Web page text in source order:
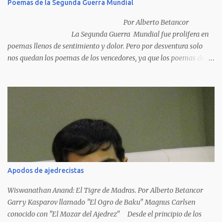
Poemas de la Segunda Guerra Mundial
Por Alberto Betancor
La Segunda Guerra Mundial fue prolifera en
poemas llenos de sentimiento y dolor. Pero por desventura solo
nos quedan los poemas de los vencedores, ya que los poemas de
acariciaron la causa nacional socialista, sus nombres con sus
Apodos de ajedrecistas
Wiswanathan Anand: El Tigre de Madras. Por Alberto Betancor
Garry Kasparov llamado "El Ogro de Baku" Magnus Carlsen
conocido con "El Mozar del Ajedrez" Desde el principio de los